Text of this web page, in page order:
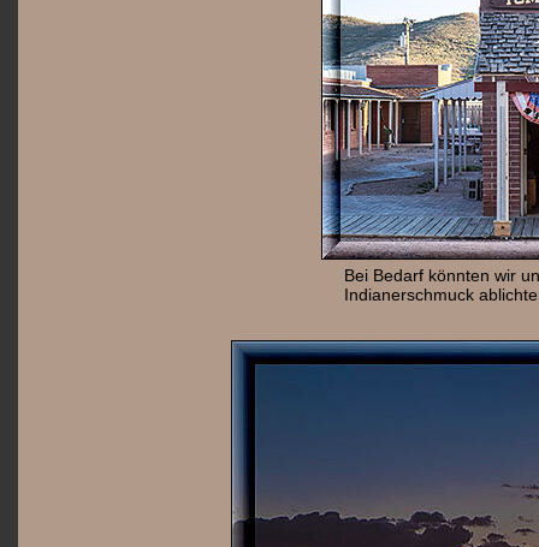
Bei Bedarf könnten wir
Indianerschmuck